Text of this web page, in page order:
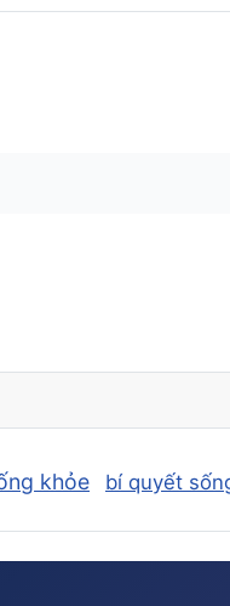
khỏe bí quyết